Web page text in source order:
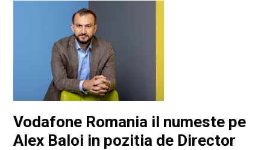
Vodafone Romania il numeste pe
Alex Baloi in pozitia de Director